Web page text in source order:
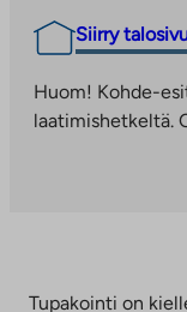
Siirry
Huom! Kohde-
laatimishetkeltä.
Tupakointi on